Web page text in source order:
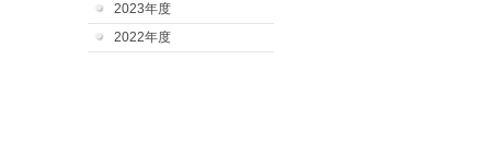
2023年度
2022年度